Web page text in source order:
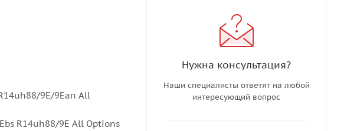
9E/9Ean All
R14uh88/9E All Options
Нужна консультация?
Наши специалисты ответят на любой
интересующий вопрос